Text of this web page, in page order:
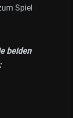
Spiel
beiden